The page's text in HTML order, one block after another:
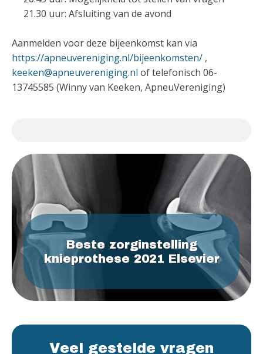
21.30 uur: Afsluiting van de avond
Aanmelden voor deze bijeenkomst kan via
https://apneuvereniging.nl/bijeenkomsten/ ,
keeken@apneuvereniging.nl of telefonisch 06-
13745585 (Winny van Keeken, ApneuVereniging)
Beste zorginstelling
knieprothese 2021 Elsevier
Veel gestelde vragen